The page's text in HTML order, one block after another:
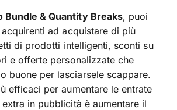
Bundle & Quantity Breaks, puoi
ad acquistare di più
di prodotti intelligenti, sconti su
e offerte personalizzate che
buone per lasciarsele scappare.
efficaci per aumentare le entrate
in pubblicità è aumentare il